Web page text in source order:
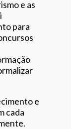
e as
para
e
cada